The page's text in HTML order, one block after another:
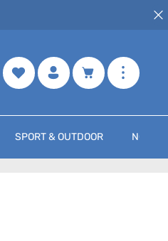
Merkzettel Warenkorb
SPORT & OUTDOOR NOCH